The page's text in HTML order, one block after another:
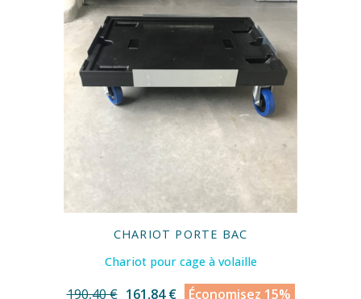
CHARIOT PORTE BAC
Chariot pour cage à volaille
190,40 € 161,84 € Économisez 15%